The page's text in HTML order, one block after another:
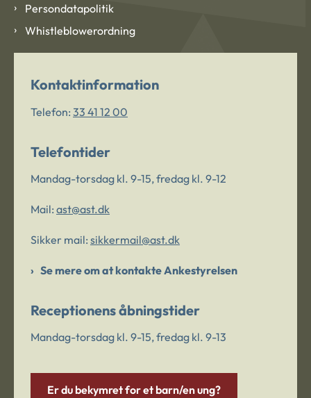
Persondatapolitik
Whistleblowerordning
Kontaktinformation
Telefon: 33 41 12 00
Telefontider
Mandag-torsdag kl. 9-15, fredag kl. 9-12
Mail: ast@ast.dk
Sikker mail: sikkermail@ast.dk
Se mere om at kontakte Ankestyrelsen
Receptionens åbningstider
Mandag-torsdag kl. 9-15, fredag kl. 9-13
Er du bekymret for et barn/en ung?